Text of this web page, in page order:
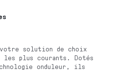
votre solution de choix
les plus courants. Dotés
onduleur, ils